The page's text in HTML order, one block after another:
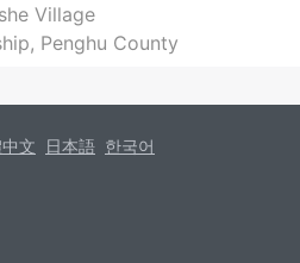
Village
Penghu County
文 日本語 한국어